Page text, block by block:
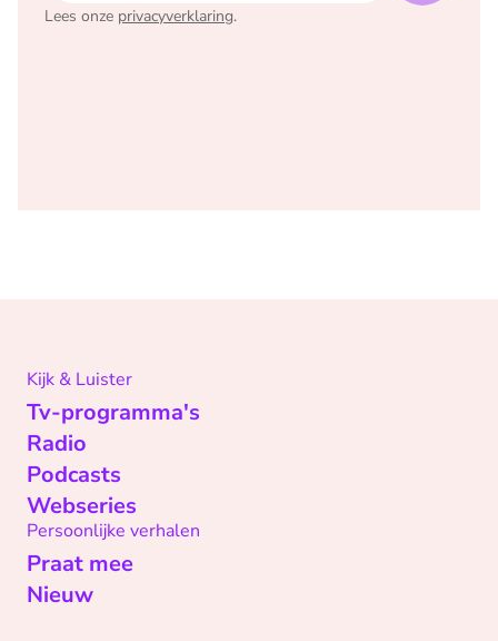
Lees onze privacyverklaring.
Kijk & Luister
Tv-programma's
Radio
Podcasts
Webseries
Persoonlijke verhalen
Praat mee
Nieuw